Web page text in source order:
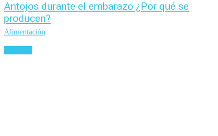
Antojos durante el embarazo ¿Por qué se
producen?
Alimentación